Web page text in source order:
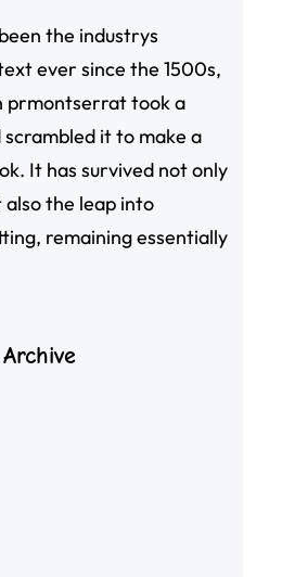
the industrys
ever since the 1500s,
prmontserrat took a
it to make a
It has survived not only
the leap into
remaining essentially
Archive